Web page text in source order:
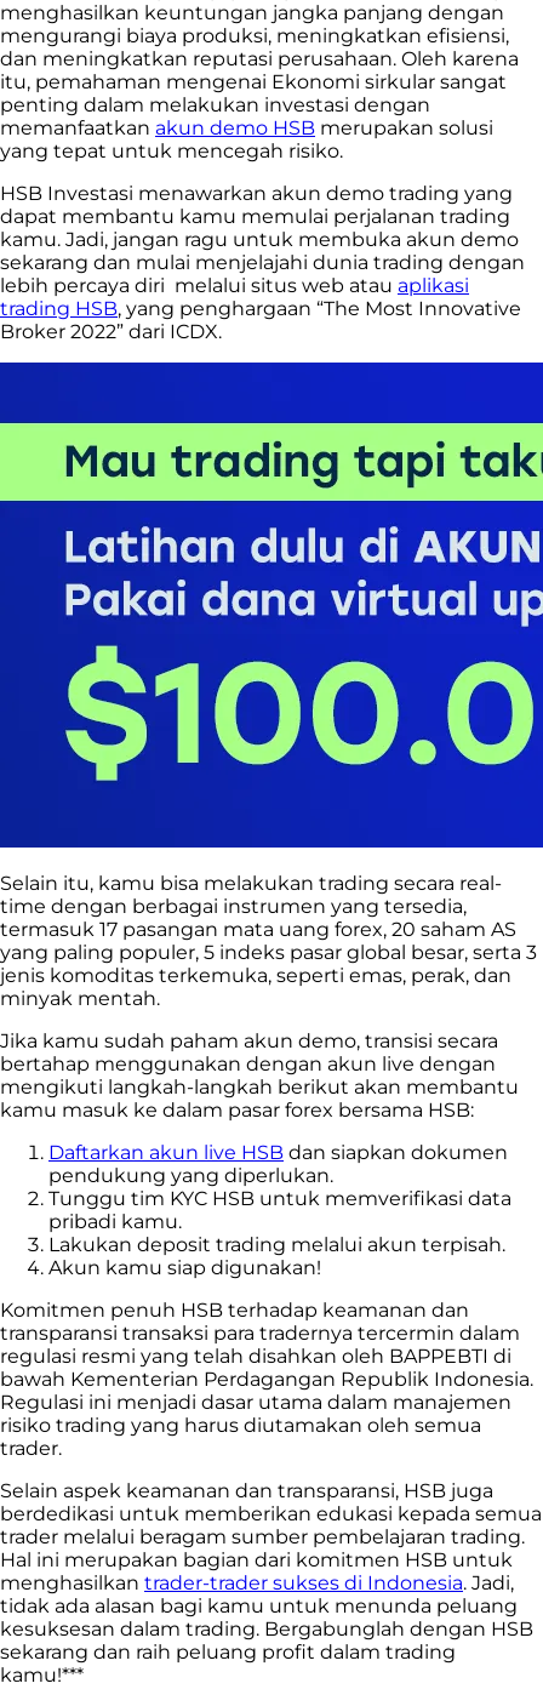
menghasilkan keuntungan jangka panjang dengan
mengurangi biaya produksi, meningkatkan efisiensi,
dan meningkatkan reputasi perusahaan. Oleh karena
itu, pemahaman mengenai Ekonomi sirkular sangat
penting dalam melakukan investasi dengan
memanfaatkan akun demo HSB merupakan solusi
yang tepat untuk mencegah risiko.
HSB Investasi menawarkan akun demo trading yang
dapat membantu kamu memulai perjalanan trading
kamu. Jadi, jangan ragu untuk membuka akun demo
sekarang dan mulai menjelajahi dunia trading dengan
lebih percaya diri melalui situs web atau aplikasi
trading HSB, yang penghargaan “The Most Innovative
Broker 2022” dari ICDX.
Selain itu, kamu bisa melakukan trading secara real-
time dengan berbagai instrumen yang tersedia,
termasuk 17 pasangan mata uang forex, 20 saham AS
yang paling populer, 5 indeks pasar global besar, serta 3
jenis komoditas terkemuka, seperti emas, perak, dan
minyak mentah.
Jika kamu sudah paham akun demo, transisi secara
bertahap menggunakan dengan akun live dengan
mengikuti langkah-langkah berikut akan membantu
kamu masuk ke dalam pasar forex bersama HSB:
Daftarkan akun live HSB dan siapkan dokumen
pendukung yang diperlukan.
Tunggu tim KYC HSB untuk memverifikasi data
pribadi kamu.
Lakukan deposit trading melalui akun terpisah.
Akun kamu siap digunakan!
Komitmen penuh HSB terhadap keamanan dan
transparansi transaksi para tradernya tercermin dalam
regulasi resmi yang telah disahkan oleh BAPPEBTI di
bawah Kementerian Perdagangan Republik Indonesia.
Regulasi ini menjadi dasar utama dalam manajemen
risiko trading yang harus diutamakan oleh semua
trader.
Selain aspek keamanan dan transparansi, HSB juga
berdedikasi untuk memberikan edukasi kepada semua
trader melalui beragam sumber pembelajaran trading.
Hal ini merupakan bagian dari komitmen HSB untuk
menghasilkan trader-trader sukses di Indonesia. Jadi,
tidak ada alasan bagi kamu untuk menunda peluang
kesuksesan dalam trading. Bergabunglah dengan HSB
sekarang dan raih peluang profit dalam trading
kamu!***